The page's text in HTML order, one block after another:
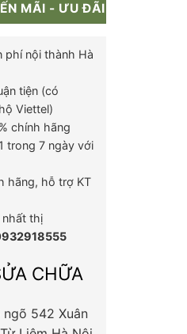
MÃI - ƯU ĐÃI
phí nội thành Hà
tiện (có
Viettel)
chính hãng
trong 7 ngày với
hãng, hỗ trợ KT
nhất thị
CHỮA
ngõ 542 Xuân